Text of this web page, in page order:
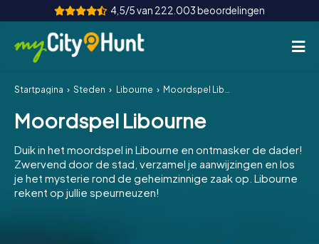
4,5/5 van 222.003 beoordelingen
Hoe het werkt
Steden
Tours
Teamevenement
Startpagina Steden Libourne Moordspel Libourne
Moordspel Libourne
Duik in het moordspel in Libourne en ontmasker de dader!
Zwervend door de stad, verzamel je aanwijzingen en los
je het mysterie rond de geheimzinnige zaak op. Libourne
rekent op jullie speurneuzen!